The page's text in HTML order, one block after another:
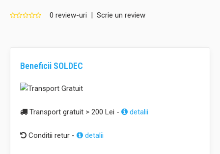
0 review-uri | Scrie un review
Beneficii SOLDEC
Transport gratuit > 200 Lei - detalii
Conditii retur - detalii